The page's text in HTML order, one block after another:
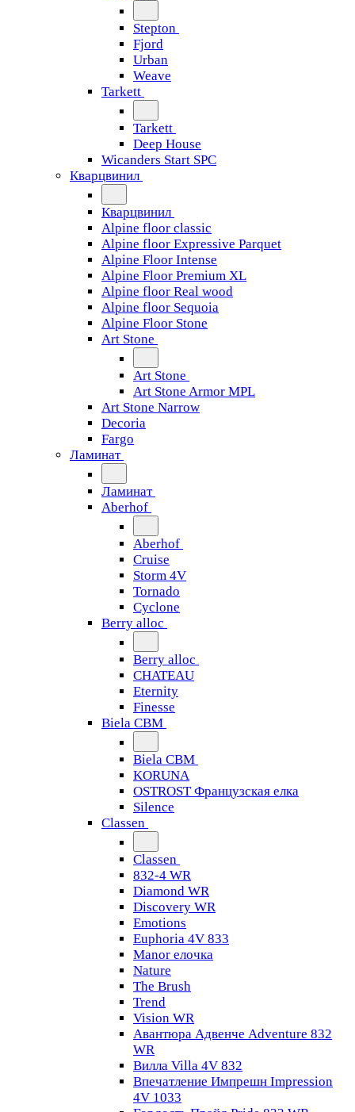
Stepton
Fjord
Urban
Weave
Tarkett
Tarkett
Deep House
Wicanders Start SPC
Кварцвинил
Кварцвинил
Alpine floor classic
Alpine floor Expressive Parquet
Alpine Floor Intense
Alpine Floor Premium XL
Alpine floor Real wood
Alpine floor Sequoia
Alpine Floor Stone
Art Stone
Art Stone
Art Stone Armor MPL
Art Stone Narrow
Decoria
Fargo
Ламинат
Ламинат
Aberhof
Aberhof
Cruise
Storm 4V
Tornado
Сyclone
Berry alloc
Berry alloc
CHATEAU
Eternity
Finesse
Biela CBM
Biela CBM
KORUNA
OSTROST Французская елка
Silence
Classen
Classen
832-4 WR
Diamond WR
Discovery WR
Emotions
Euphoria 4V 833
Manor елочка
Nature
The Brush
Trend
Vision WR
Авантюра Адвенче Adventure 832
WR
Вилла Villa 4V 832
Впечатление Импрешн Impression
4V 1033